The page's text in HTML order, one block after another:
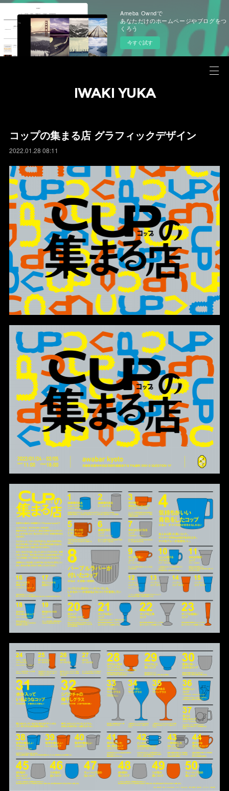
Ameba Owndで
あなただけのホームページやブログをつ
くろう
今すぐ試す
IWAKI YUKA
コップの集まる店 グラフィックデザイン
2022.01.28 08:11